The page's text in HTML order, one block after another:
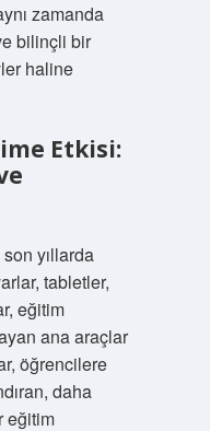
zamanda
bilinçli bir
haline
Etkisi:
yıllarda
tabletler,
eğitim
ana araçlar
öğrencilere
daha
eğitim